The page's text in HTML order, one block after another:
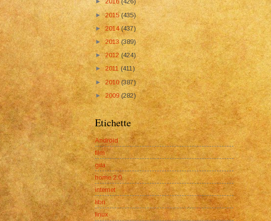
►2015(435)
►2014(437)
►2013(389)
►2012 (424)
►2011(411)
►2010 (387)
►2009(282)
Etichette
Android
film
gita
home 2.0
internet
libri
linux